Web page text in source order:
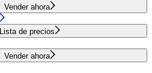
Vender ahora
Lista de precios
Vender ahora